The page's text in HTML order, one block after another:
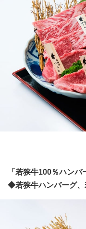
「若狭牛100％ハンバ
◆若狭牛ハンバーグ、